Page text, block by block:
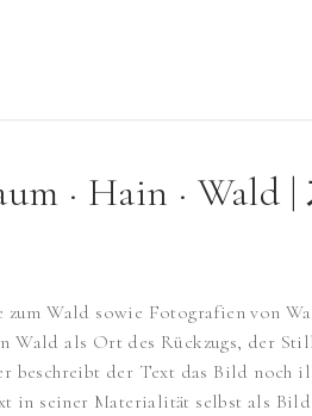
· Hain · Wald |
Wald sowie Fotografien von
Wald als Ort des Rückzugs, der
beschreibt der Text das Bild
in seiner Materialität selbst als